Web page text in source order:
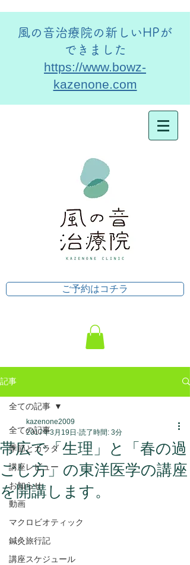
​風の音治療院の新しいHPが
できました
https://www.bowz-
kazenone.com
ご予約はコチラ
記事
全ての記事
季節とカラダ
講座レビュー
お知らせ
動画
マクロビオティック
鍼灸旅行記
講座スケジュール
全ての記事
帯広で「生理」と「春の過
ごし方」の東洋医学の講座
を開講します。
kazenone2009
2017年3月19日 読了時間: 3分